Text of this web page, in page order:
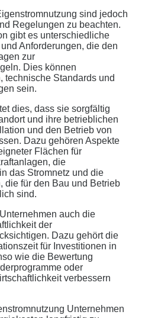
Dritte
Art. 17 DSGVO
sind jedoch
Regelungen zu beachten.
gibt es unterschiedliche
Anforderungen, die den
zur
Dies können
technische Standards und
sein.
dies, dass sie sorgfältig
und ihre betrieblichen
und den Betrieb von
Dazu gehören Aspekte
Flächen für
die
das Stromnetz und die
die für den Bau und Betrieb
sind.
auch die
der
Dazu gehört die
für Investitionen in
wie die Bewertung
oder
verbessern
Unternehmen